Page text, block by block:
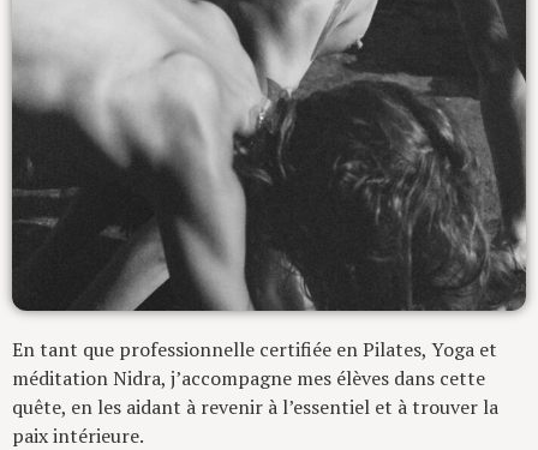
En tant que professionnelle certifiée en Pilates, Yoga et
méditation Nidra, j’accompagne mes élèves dans cette
quête, en les aidant à revenir à l’essentiel et à trouver la
paix intérieure.